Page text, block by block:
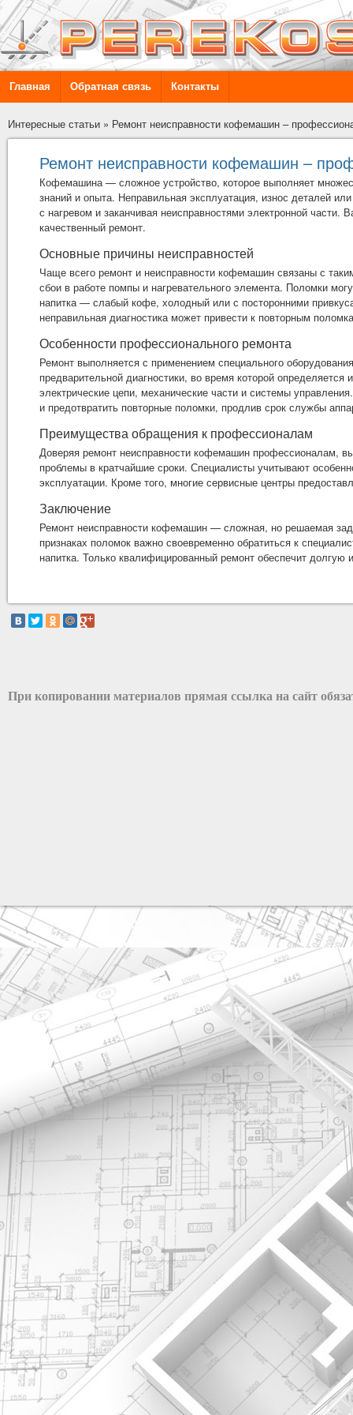
Главная Обратная связь Контакты
Интересные статьи » Ремонт неисправности кофемашин –
Ремонт неисправности кофемашин –
Кофемашина — сложное устройство, которое выполняет
знаний и опыта. Неправильная эксплуатация, износ деталей
с нагревом и заканчивая неисправностями электронной
качественный ремонт.
Основные причины неисправностей
Чаще всего ремонт и неисправности кофемашин связаны с
сбои в работе помпы и нагревательного элемента. Поломки
напитка — слабый кофе, холодный или с посторонними
неправильная диагностика может привести к повторным
Особенности профессионального ремонта
Ремонт выполняется с применением специального
предварительной диагностики, во время которой
электрические цепи, механические части и системы
и предотвратить повторные поломки, продлив срок службы
Преимущества обращения к профессионалам
Доверяя ремонт неисправности кофемашин профессионалам,
проблемы в кратчайшие сроки. Специалисты учитывают
эксплуатации. Кроме того, многие сервисные центры
Заключение
Ремонт неисправности кофемашин — сложная, но решаемая
признаках поломок важно своевременно обратиться к
напитка. Только квалифицированный ремонт обеспечит
При копировании материалов прямая ссылка на сайт